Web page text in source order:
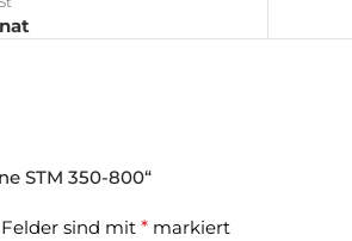
STM 350-800“
sind mit * markiert